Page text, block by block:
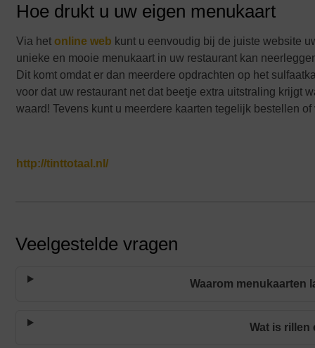
Hoe drukt u uw eigen menukaart
Via het online web kunt u eenvoudig bij de juiste website
unieke en mooie menukaart in uw restaurant kan
Dit komt omdat er dan meerdere opdrachten op het
voor dat uw restaurant net dat beetje extra uitstraling krijgt
waard! Tevens kunt u meerdere kaarten tegelijk bestellen
http://tinttotaal.nl/
Veelgestelde vragen
Waarom menukaarten
Wat is rillen